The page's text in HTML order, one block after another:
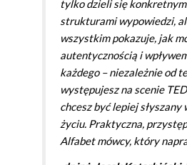
tylko dzieli się
strukturami wypowiedzi,
wszystkim pokazuje, jak
autentycznością i
każdego – niezależnie od
występujesz na scenie
chcesz być lepiej słyszany
życiu. Praktyczna,
Alfabet mówcy, który